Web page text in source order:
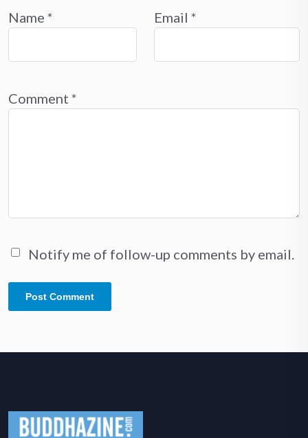
Name * Email *
Comment *
Notify me of follow-up comments by email.